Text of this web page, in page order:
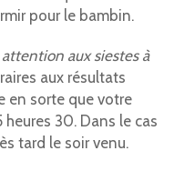
pour le bambin.
attention aux siestes à
aux résultats
en sorte que votre
30. Dans le cas
tard le soir venu.